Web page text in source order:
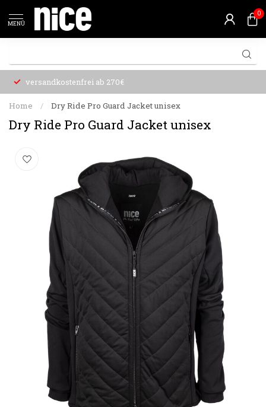
MENÜ
0
versandkostenfrei ab 270€
Home / Dry Ride Pro Guard Jacket unisex
Dry Ride Pro Guard Jacket unisex